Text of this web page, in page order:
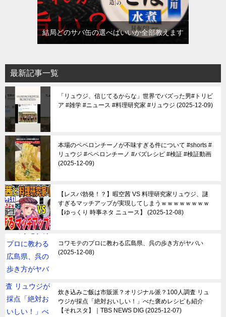
結局どのサバ缶の選べばいいか全部教えます
最新記事一覧
「リュウジ、信じてるからな」世界でバズった男#トリビ
ア #雑学 #ニュース #料理研究家 #リュウジ 2025-12-09
本場のペペロンチーノが不味すぎる件について #shorts #
リュウジ #ペペロンチーノ #バズレシピ #検証 #検証動画
2025-12-09
【レスバ勃発！？】暇空茜 VS 料理研究家リュウジ、謎
すぎるマッチアップが実現してしまうｗｗｗｗｗｗｗｗ
【ゆっくり 時事ネタ ニュース】
2025-12-08
コワモテのプロに教わる広島県、呉の歩き方がヤバい
2025-12-08
炊き込みご飯は市販派？オリジナル派？100人調査 リュ
ウジが採点「絶対おいしい！」べた褒めレシピも紹介
【それスタ】｜TBS NEWS DIG 2025-12-07